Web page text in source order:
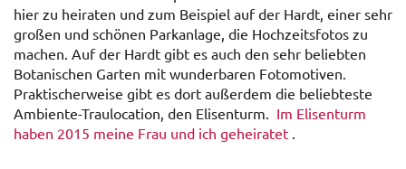
hier zu heiraten und zum Beispiel auf der Hardt, einer sehr
großen und schönen Parkanlage, die Hochzeitsfotos zu
machen. Auf der Hardt gibt es auch den sehr beliebten
Botanischen Garten mit wunderbaren Fotomotiven.
Praktischerweise gibt es dort außerdem die beliebteste
Ambiente-Traulocation, den Elisenturm.
Im Elisenturm
haben 2015 meine Frau und ich geheiratet